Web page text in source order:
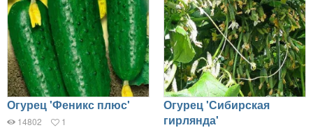
Огурец 'Феникс плюс'
14802 1
Огурец 'Сибирская
гирлянда'